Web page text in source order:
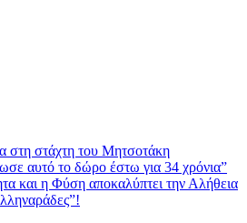
στη στάχτη του Μητσοτάκη
αυτό το δώρο έστω για 34 χρόνια”
και η Φύση αποκαλύπτει την Αλήθεια